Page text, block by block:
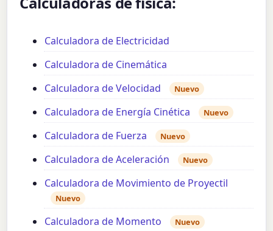
Calculadora de Electricidad
Calculadora de Cinemática
Calculadora de Velocidad
Nuevo
Calculadora de Energía Cinética Nuevo
Calculadora de Fuerza Nuevo
Calculadora de Aceleración Nuevo
Calculadora de Movimiento de Proyectil
Nuevo
Calculadora de Momento Nuevo